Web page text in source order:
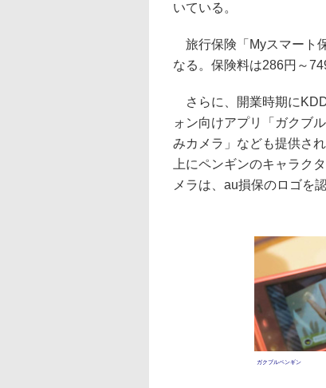
いている。
旅行保険「Myスマート
なる。保険料は286円～
さらに、開業時期に
ォン向けアプリ「ガクブ
みカメラ」なども提供さ
上にペンギンのキャラク
メラは、au損保のロゴを
ガクブルペンギン